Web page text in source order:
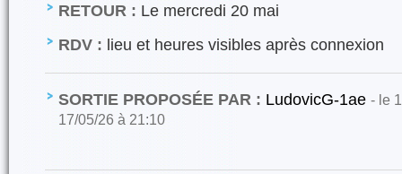
RETOUR : Le mercredi 20 mai
RDV : lieu et heures visibles après connexion
SORTIE PROPOSÉE PAR : LudovicG-1ae - le
17/05/26 à 21:10